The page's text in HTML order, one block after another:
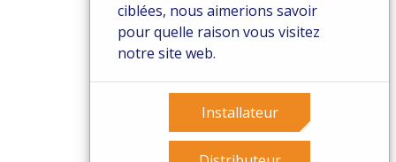
ciblées, nous aimerions savoir
pour quelle raison vous visitez
notre site web.
Installateur